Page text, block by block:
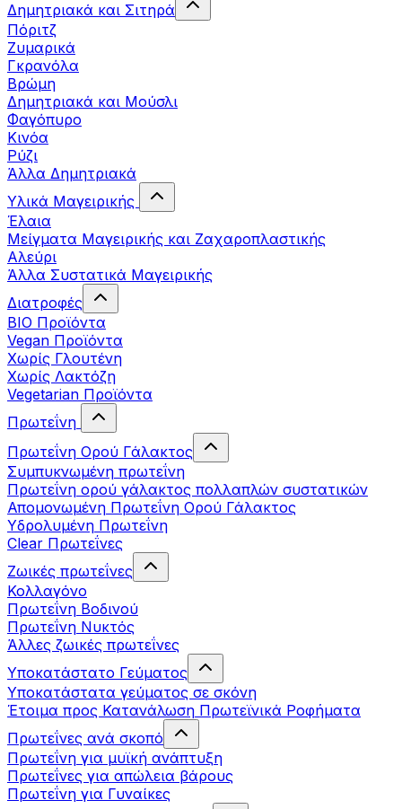
Δημητριακά και Σιτηρά
Πόριτζ
Ζυμαρικά
Γκρανόλα
Βρώμη
Δημητριακά και Μούσλι
Φαγόπυρο
Κινόα
Ρύζι
Άλλα Δημητριακά
Υλικά Μαγειρικής
Έλαια
Μείγματα Μαγειρικής και Ζαχαροπλαστικής
Αλεύρι
Άλλα Συστατικά Μαγειρικής
Διατροφές
BIO Προϊόντα
Vegan Προϊόντα
Χωρίς Γλουτένη
Χωρίς Λακτόζη
Vegetarian Προϊόντα
Πρωτεΐνη
Πρωτεΐνη Ορού Γάλακτος
Συμπυκνωμένη πρωτεΐνη
Πρωτεΐνη ορού γάλακτος πολλαπλών συστατικών
Απομονωμένη Πρωτεΐνη Ορού Γάλακτος
Υδρολυμένη Πρωτεΐνη
Clear Πρωτεΐνες
Ζωικές πρωτεΐνες
Κολλαγόνο
Πρωτεΐνη Βοδινού
Πρωτεΐνη Νυκτός
Άλλες ζωικές πρωτεΐνες
Υποκατάστατο Γεύματος
Υποκατάστατα γεύματος σε σκόνη
Έτοιμα προς Κατανάλωση Πρωτεϊνικά Ροφήματα
Πρωτεΐνες ανά σκοπό
Πρωτεΐνη για μυϊκή ανάπτυξη
Πρωτεΐνες για απώλεια βάρους
Πρωτεΐνη για Γυναίκες